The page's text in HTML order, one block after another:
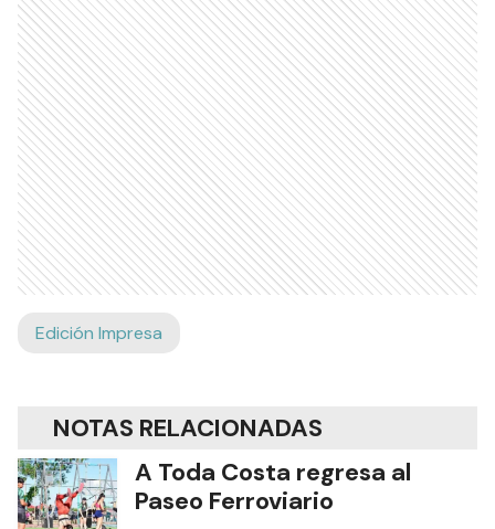
Edición Impresa
NOTAS RELACIONADAS
A Toda Costa regresa al
Paseo Ferroviario